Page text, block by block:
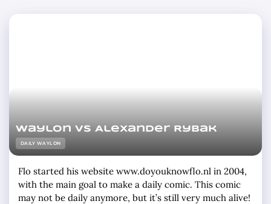
Waylon vs Alexander Rybak
DAILY WAYLON
Flo started his website www.doyouknowflo.nl in 2004,
with the main goal to make a daily comic. This comic
may not be daily anymore, but it’s still very much alive!